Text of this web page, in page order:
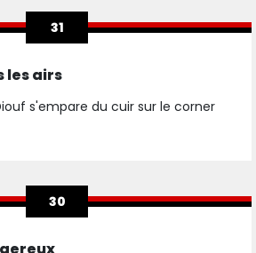
31
les airs
s'empare du cuir sur le corner
30